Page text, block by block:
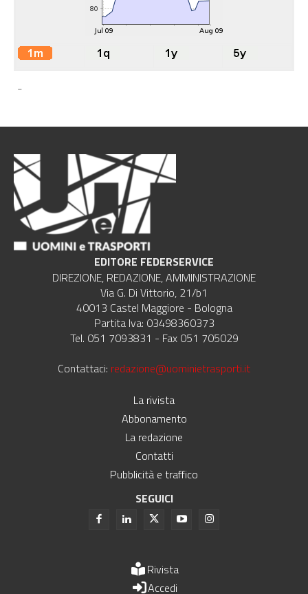
-
EDITORE FEDERSERVICE
DIREZIONE, REDAZIONE, AMMINISTRAZIONE
Via G. Di Vittorio, 21/b1
40013 Castel Maggiore - Bologna
Partita Iva: 03498360373
Tel. 051 7093831 - Fax 051 705029
Contattaci: redazione@uominietrasporti.it
La rivista
Abbonamento
La redazione
Contatti
Pubblicità e traffico
SEGUICI
Rivista
Accedi